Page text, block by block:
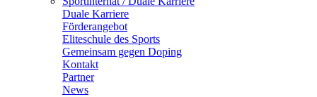
Duale Karriere
Förderangebot
Eliteschule des Sports
Gemeinsam gegen Doping
Kontakt
Partner
News